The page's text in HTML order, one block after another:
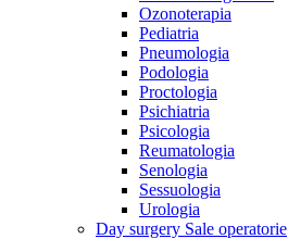
Ozonoterapia
Pediatria
Pneumologia
Podologia
Proctologia
Psichiatria
Psicologia
Reumatologia
Senologia
Sessuologia
Urologia
Day surgery Sale operatorie